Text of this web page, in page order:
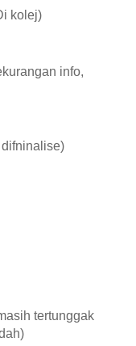
kolej)
info,
tertunggak